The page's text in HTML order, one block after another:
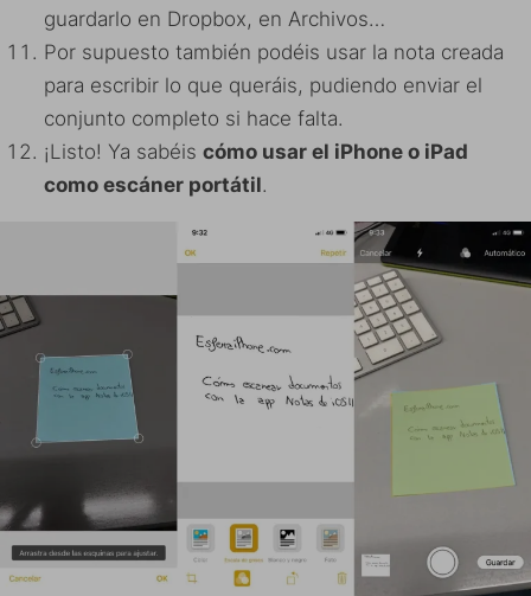
guardarlo en Dropbox, en Archivos…
Por supuesto también podéis usar la nota creada
para escribir lo que queráis, pudiendo enviar el
conjunto completo si hace falta.
¡Listo! Ya sabéis cómo usar el iPhone o iPad
como escáner portátil.